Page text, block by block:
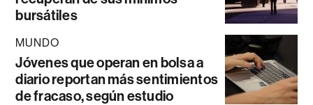
bursátiles
MUNDO
Jóvenes que operan en bolsa a
diario reportan más sentimientos
de fracaso, según estudio